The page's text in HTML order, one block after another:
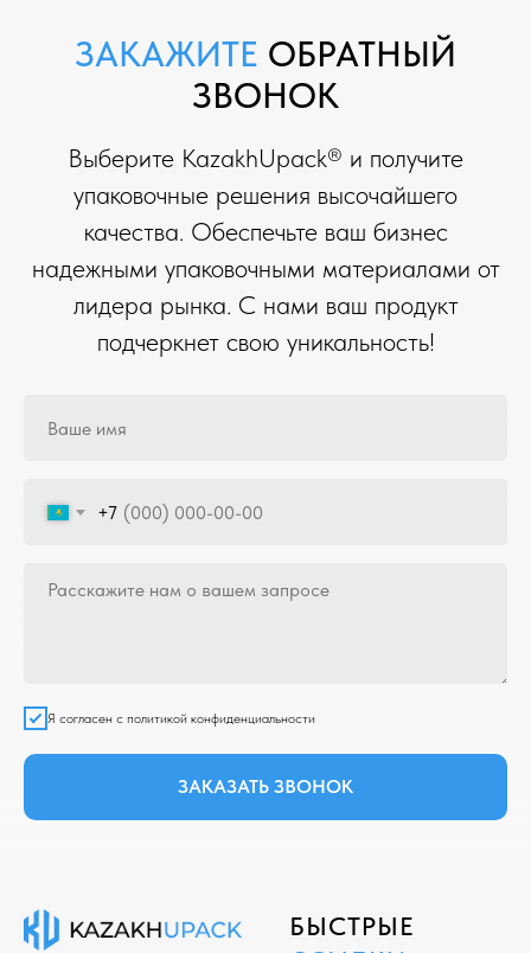
ЗАКАЖИТЕ ОБРАТНЫЙ
ЗВОНОК
Выберите KazakhUpack® и получите
упаковочные решения высочайшего
качества. Обеспечьте ваш бизнес
надежными упаковочными материалами от
лидера рынка. С нами ваш продукт
подчеркнет свою уникальность!
+7
Я согласен с политикой конфиденциальности
ЗАКАЗАТЬ ЗВОНОК
БЫСТРЫЕ